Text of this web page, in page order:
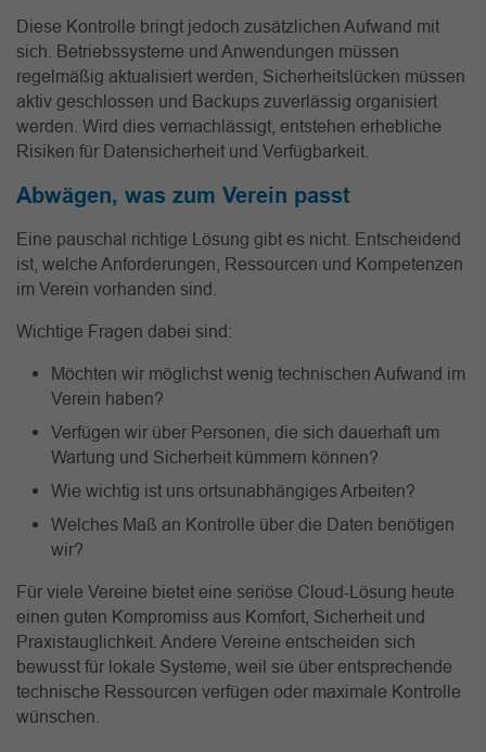
Diese Kontrolle bringt jedoch zusätzlichen Aufwand mit
sich. Betriebssysteme und Anwendungen müssen
regelmäßig aktualisiert werden, Sicherheitslücken müssen
aktiv geschlossen und Backups zuverlässig organisiert
werden. Wird dies vernachlässigt, entstehen erhebliche
Risiken für Datensicherheit und Verfügbarkeit.
Abwägen, was zum Verein passt
Eine pauschal richtige Lösung gibt es nicht. Entscheidend
ist, welche Anforderungen, Ressourcen und Kompetenzen
im Verein vorhanden sind.
Wichtige Fragen dabei sind:
Möchten wir möglichst wenig technischen Aufwand im
Verein haben?
Verfügen wir über Personen, die sich dauerhaft um
Wartung und Sicherheit kümmern können?
Wie wichtig ist uns ortsunabhängiges Arbeiten?
Welches Maß an Kontrolle über die Daten benötigen
wir?
Für viele Vereine bietet eine seriöse Cloud-Lösung heute
einen guten Kompromiss aus Komfort, Sicherheit und
Praxistauglichkeit. Andere Vereine entscheiden sich
bewusst für lokale Systeme, weil sie über entsprechende
technische Ressourcen verfügen oder maximale Kontrolle
wünschen.